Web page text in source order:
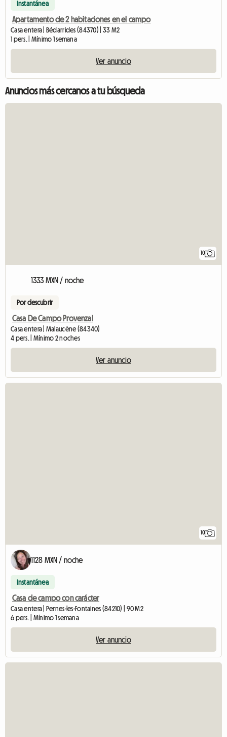
Instantánea
Apartamento de 2 habitaciones en el campo
Casa entera | Bédarrides (84370) | 33 M2
1 pers. | Mínimo 1 semana
Ver anuncio
Anuncios más cercanos a tu búsqueda
10
1333 MXN / noche
Por descubrir
Casa De Campo Provenzal
Casa entera | Malaucène (84340)
4 pers. | Mínimo 2 noches
Ver anuncio
10
1128 MXN / noche
Instantánea
Casa de campo con carácter
Casa entera | Pernes-les-Fontaines (84210) | 90 M2
6 pers. | Mínimo 1 semana
Ver anuncio